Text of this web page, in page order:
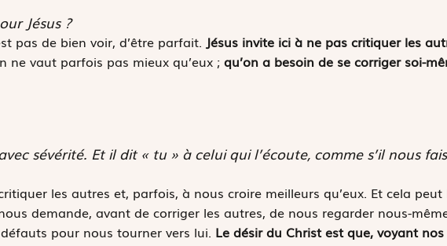
Jésus ?
pas de bien voir, d’être parfait. Jésus invite ici à ne pas critiquer les
ne vaut parfois pas mieux qu’eux ; qu’on a besoin de se corriger soi-
sévérité. Et il dit « tu » à celui qui l’écoute, comme s’il nous
les autres et, parfois, à nous croire meilleurs qu’eux. Et cela
demande, avant de corriger les autres, de nous regarder nous-
pour nous tourner vers lui. Le désir du Christ est que, voyant nos